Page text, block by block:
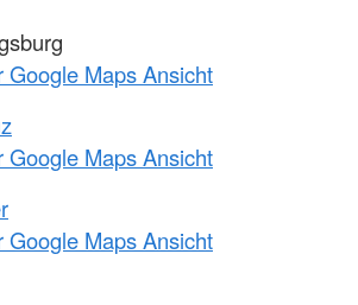
Google Maps Ansicht
Google Maps Ansicht
Google Maps Ansicht